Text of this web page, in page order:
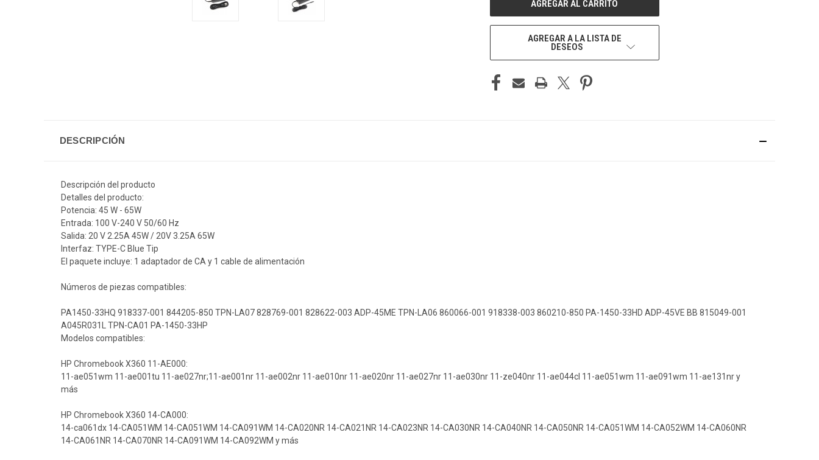
AGREGAR A LA LISTA DE
DESEOS
DESCRIPCIÓN
Descripción del producto
Detalles del producto:
Potencia: 45 W - 65W
Entrada: 100 V-240 V 50/60 Hz
Salida: 20 V 2.25A 45W / 20V 3.25A 65W
Interfaz: TYPE-C Blue Tip
El paquete incluye: 1 adaptador de CA y 1 cable de alimentación
Números de piezas compatibles:
PA1450-33HQ 918337-001 844205-850 TPN-LA07 828769-001 828622-003 ADP-45ME TPN-LA06 860066-001 918338-003 860210-850 PA-1450-33HD ADP-45VE BB 815049-001
A045R031L TPN-CA01 PA-1450-33HP
Modelos compatibles:
HP Chromebook X360 11-AE000:
11-ae051wm 11-ae001tu 11-ae027nr;11-ae001nr 11-ae002nr 11-ae010nr 11-ae020nr 11-ae027nr 11-ae030nr 11-ze040nr 11-ae044cl 11-ae051wm 11-ae091wm 11-ae131nr y
más
HP Chromebook X360 14-CA000:
14-ca061dx 14-CA051WM 14-CA051WM 14-CA091WM 14-CA020NR 14-CA021NR 14-CA023NR 14-CA030NR 14-CA040NR 14-CA050NR 14-CA051WM 14-CA052WM 14-CA060NR
14-CA061NR 14-CA070NR 14-CA091WM 14-CA092WM y más